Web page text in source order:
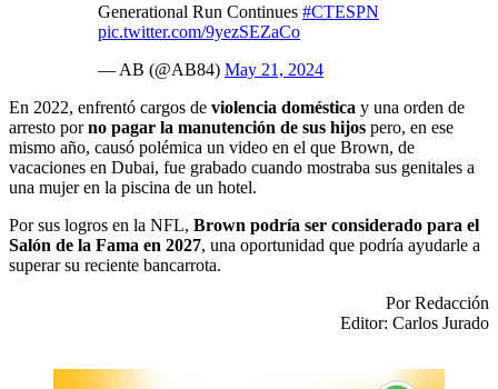
Generational Run Continues #CTESPN
pic.twitter.com/9yezSEZaCo
— AB (@AB84) May 21, 2024
En 2022, enfrentó cargos de violencia doméstica y una orden de
arresto porno pagar la manutención de sus hijos pero, en ese
mismo año, causó polémica un video en el que Brown, de
vacaciones en Dubai, fue grabado cuando mostraba sus genitales a
una mujer en la piscina de un hotel.
Por sus logros en la NFL, Brown podría ser considerado para el
Salón de la Fama en 2027, una oportunidad que podría ayudarle a
superar su reciente bancarrota.
Por Redacción
Editor: Carlos Jurado